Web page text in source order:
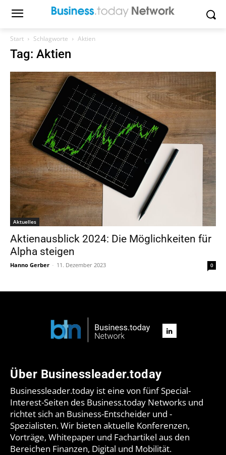
Start Schlagworte Aktien
Tag: Aktien
Aktuelles
Aktienausblick 2024: Die Möglichkeiten für
Alpha steigen
Hanno Gerber - 11. Dezember 2023 0
Über Businessleader.today
Businessleader.today ist eine von fünf Special-
Interest-Seiten des Business.today Networks und
richtet sich an Business-Entscheider und -
Spezialisten. Wir bieten aktuelle Konferenzen,
Vorträge, Whitepaper und Fachartikel aus den
Bereichen Finanzen, Digital und Mobilität.